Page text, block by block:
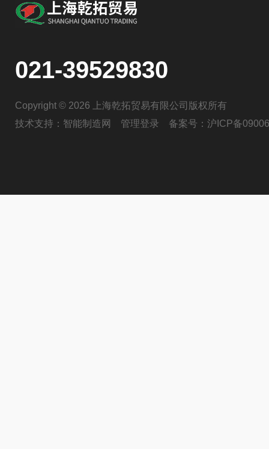
021-39529830
Copyright © 2026 上海乾拓贸易有限公司版权所有
技术支持： 智能制造网 管理登录 备案号： 沪ICP备